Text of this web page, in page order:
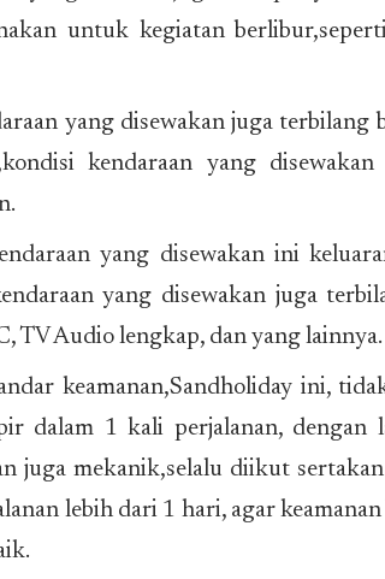
untuk kegiatan
yang disewakan juga
kendaraan yang
yang disewakan ini
yang disewakan juga
TV Audio lengkap, dan yang lainnya.
keamanan,Sandholiday ini,
dalam 1 kali perjalanan, dengan
juga mekanik,selalu diikut
lebih dari 1 hari, agar